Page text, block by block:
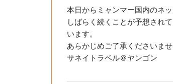
本日からミャンマー国内のネ
しばらく続くことが予想され
います。
あらかじめご了承くださいませ
サネイトラベル＠ヤンゴン